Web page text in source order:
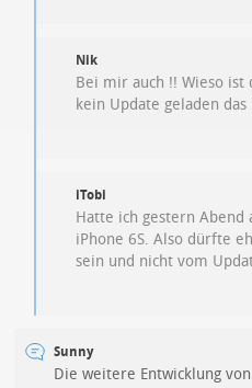
Nik
Bei mir auch !! Wieso ist
kein Update geladen
iTobi
Hatte ich gestern Abend
iPhone 6S. Also dürfte
sein und nicht vom
Sunny
Die weitere Entwicklung